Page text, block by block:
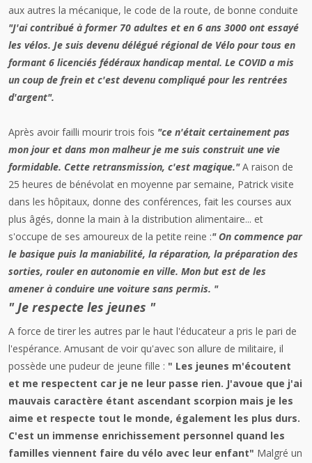
aux autres la mécanique, le code de la route, de bonne conduite
"J'ai contribué à former 70 adultes et en 6 ans 3000 ont essayé
les vélos. Je suis devenu délégué régional de Vélo pour tous en
formant 6 licenciés fédéraux handicap mental. Le COVID a mis
un coup de frein et c'est devenu compliqué pour les rentrées
d'argent".
Après avoir failli mourir trois fois "ce n'était certainement pas
mon jour et dans mon malheur je me suis construit une vie
formidable. Cette retransmission, c'est magique."A raison de
25 heures de bénévolat en moyenne par semaine, Patrick visite
dans les hôpitaux, donne des conférences, fait les courses aux
plus âgés, donne la main à la distribution alimentaire... et
s'occupe de ses amoureux de la petite reine :" On commence par
le basique puis la maniabilité, la réparation, la préparation des
sorties, rouler en autonomie en ville. Mon but est de les
amener à conduire une voiture sans permis. "
" Je respecte les jeunes "
A force de tirer les autres par le haut l'éducateur a pris le pari de
l'espérance. Amusant de voir qu'avec son allure de militaire, il
possède une pudeur de jeune fille : " Les jeunes m'écoutent
et me respectent car je ne leur passe rien. J'avoue que j'ai
mauvais caractère étant ascendant scorpion mais je les
aime et respecte tout le monde, également les plus durs.
C'est un immense enrichissement personnel quand les
familles viennent faire du vélo avec leur enfant" Malgré un